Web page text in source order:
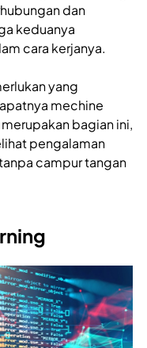
dan
keduanya
cara kerjanya.
yang
mechine
bagian ini,
pengalaman
campur tangan